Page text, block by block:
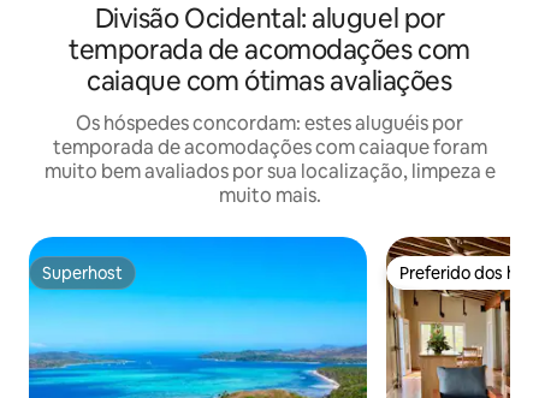
Divisão Ocidental: aluguel por
temporada de acomodações com
caiaque com ótimas avaliações
Os hóspedes concordam: estes aluguéis por
temporada de acomodações com caiaque foram
muito bem avaliados por sua localização, limpeza e
muito mais.
Superhost
Superhost Preferido dos
Preferido dos